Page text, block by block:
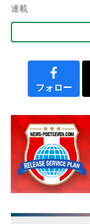
連載
フォロー